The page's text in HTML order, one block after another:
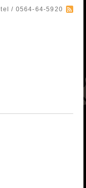
tel / 0564-64-5920